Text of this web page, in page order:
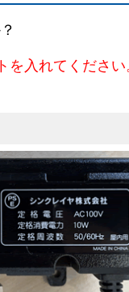
入れてください